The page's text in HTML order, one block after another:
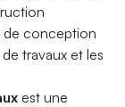
de conception
travaux et les
est une